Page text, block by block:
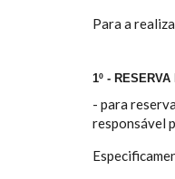
Para a
1º -
- para
responsável